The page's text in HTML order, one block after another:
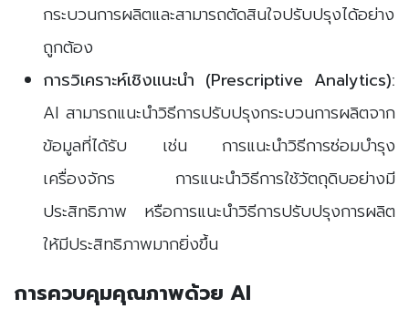
กระบวนการผลิตและสามารถตัดสินใจปรับปรุงได้อย่าง
ถูกต้อง
การวิเคราะห์เชิงแนะนำ (Prescriptive Analytics):
AI สามารถแนะนำวิธีการปรับปรุงกระบวนการผลิตจาก
ข้อมูลที่ได้รับ เช่น การแนะนำวิธีการซ่อมบำรุง
เครื่องจักร การแนะนำวิธีการใช้วัตถุดิบอย่างมี
ประสิทธิภาพ หรือการแนะนำวิธีการปรับปรุงการผลิต
ให้มีประสิทธิภาพมากยิ่งขึ้น
การควบคุมคุณภาพด้วย AI